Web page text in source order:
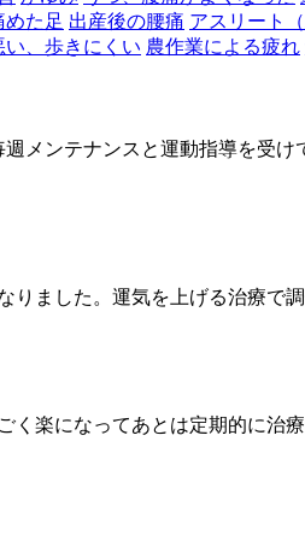
めた足 出産後の腰痛 アスリート
い、歩きにくい 農作業による疲れ
メンテナンスと運動指導を受け
ました。運気を上げる治療で調
く楽になってあとは定期的に治